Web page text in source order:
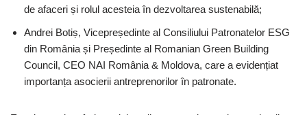
de afaceri și rolul acesteia în dezvoltarea sustenabilă;
Andrei Botiș, Vicepreședinte al Consiliului Patronatelor ESG
din România și Președinte al Romanian Green Building
Council, CEO NAI România & Moldova, care a evidențiat
importanța asocierii antreprenorilor în patronate.